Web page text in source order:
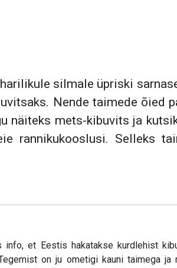
silmale üpriski
Nende taimede õied
näiteks mets-kibuvits ja
rannikukooslusi. Selleks
info, et Eestis hakatakse kurdlehist
on ju ometigi kauni taimega ja